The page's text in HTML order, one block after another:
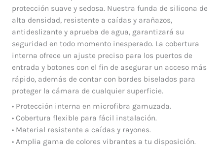
protección suave y sedosa. Nuestra funda de silicona de
alta densidad, resistente a caídas y arañazos,
antideslizante y aprueba de agua, garantizará su
seguridad en todo momento inesperado. La cobertura
interna ofrece un ajuste preciso para los puertos de
entrada y botones con el fin de asegurar un acceso más
rápido, además de contar con bordes biselados para
proteger la cámara de cualquier superficie.
• Protección interna en microfibra gamuzada.
• Cobertura flexible para fácil instalación.
• Material resistente a caídas y rayones.
• Amplia gama de colores vibrantes a tu disposición.